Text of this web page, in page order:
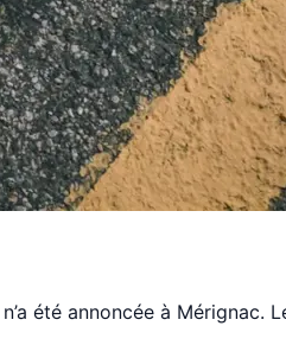
été annoncée à